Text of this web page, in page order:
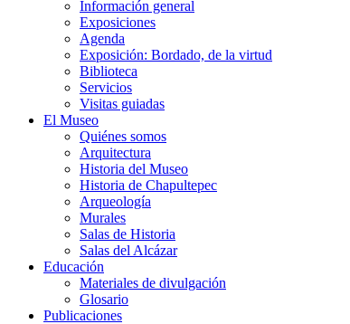
Información general
Exposiciones
Agenda
Exposición: Bordado, de la virtud
Biblioteca
Servicios
Visitas guiadas
El Museo
Quiénes somos
Arquitectura
Historia del Museo
Historia de Chapultepec
Arqueología
Murales
Salas de Historia
Salas del Alcázar
Educación
Materiales de divulgación
Glosario
Publicaciones